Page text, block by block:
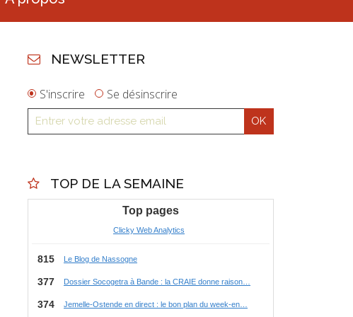
NEWSLETTER
S'inscrire Se désinscrire
TOP DE LA SEMAINE